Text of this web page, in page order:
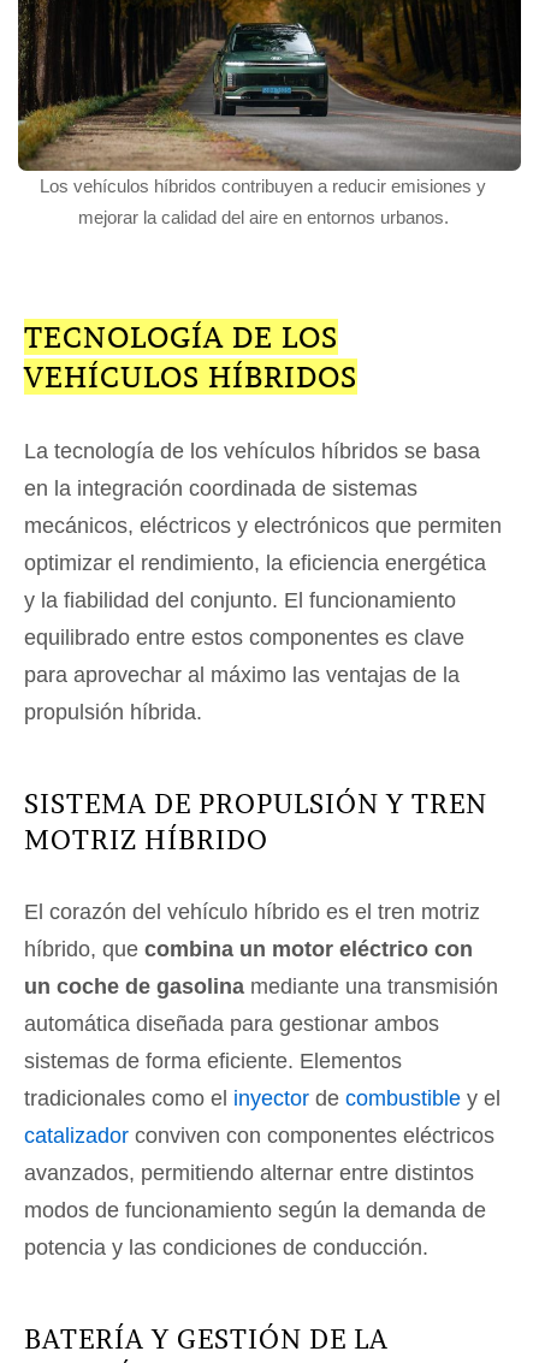
Los vehículos híbridos contribuyen a reducir emisiones y
mejorar la calidad del aire en entornos urbanos.
TECNOLOGÍA DE LOS
VEHÍCULOS HÍBRIDOS
La tecnología de los vehículos híbridos se basa
en la integración coordinada de sistemas
mecánicos, eléctricos y electrónicos que permiten
optimizar el rendimiento, la eficiencia energética
y la fiabilidad del conjunto. El funcionamiento
equilibrado entre estos componentes es clave
para aprovechar al máximo las ventajas de la
propulsión híbrida.
SISTEMA DE PROPULSIÓN Y TREN
MOTRIZ HÍBRIDO
El corazón del vehículo híbrido es el tren motriz
híbrido, que combina un motor eléctrico con
un coche de gasolina mediante una transmisión
automática diseñada para gestionar ambos
sistemas de forma eficiente. Elementos
tradicionales como el inyector de combustible y el
catalizador conviven con componentes eléctricos
avanzados, permitiendo alternar entre distintos
modos de funcionamiento según la demanda de
potencia y las condiciones de conducción.
BATERÍA Y GESTIÓN DE LA